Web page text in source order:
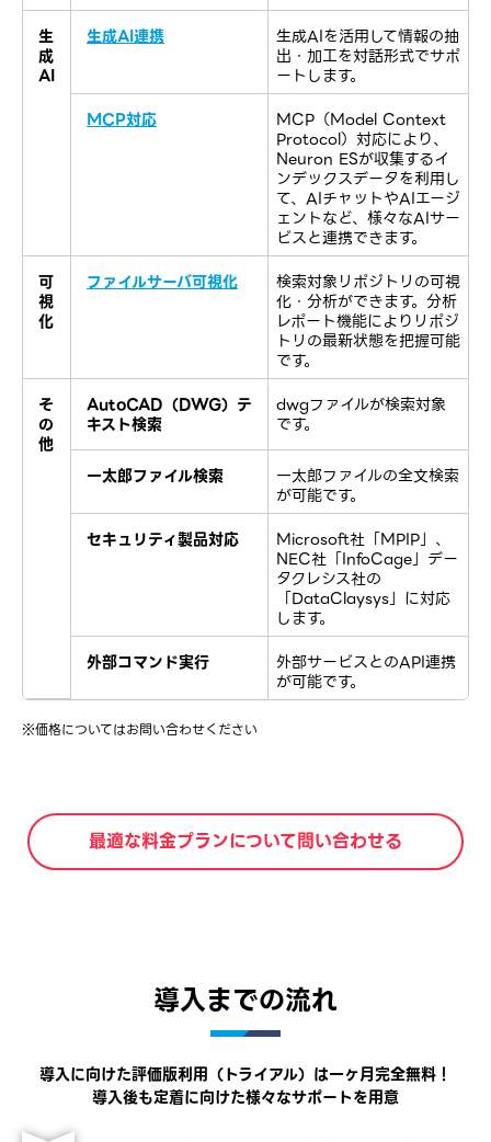
⽣
成
AI
生成AI連携
生成AIを活用して情報の抽
出・加工を対話形式でサポ
ートします。
MCP対応
MCP（Model Context
Protocol）​対応に​より、​
Neuron ESが収集するイ
ンデックスデータを利用し
て、AIチャットやAIエージ
ェントなど、様々なAIサー
ビスと連携できます。
可
視
化
ファイルサーバ可視化
検索対象リポジトリの可視
化・分析ができます。分析
レポート機能によりリポジ
トリの最新状態を把握可能
です。
そ
の
他
AutoCAD（DWG）テ
キスト検索
dwgファイルが検索対象
です。
一太郎ファイル検索
一太郎ファイルの全文検索
が可能です。
セキュリティ製品対応
Microsoft社「MPIP」、
NEC社「InfoCage」デー
タクレシス社の
「DataClaysys」に対応
します。
外部コマンド実行
外部サービスとのAPI連携
が可能です。
※価格についてはお問い合わせください
最適な料金プランについて問い合わせる
導入までの流れ
導入に向けた評価版利用（トライアル）は一ヶ月完全無料！
導入後も定着に向けた様々なサポートを用意